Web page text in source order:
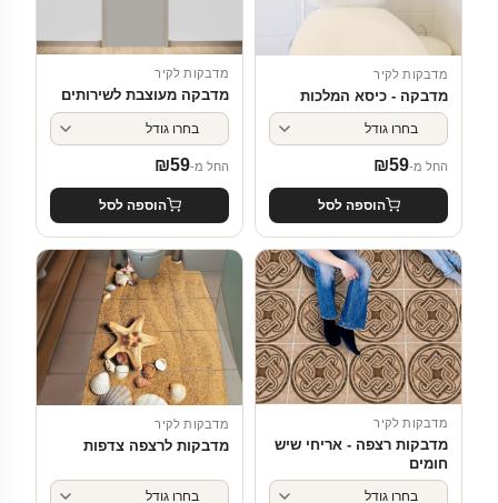
מדבקות לקיר
מדבקה - כיסא המלכות
החל מ- ₪59
הוספה לסל
מדבקות לקיר
מדבקה מעוצבת לשירותים
החל מ- ₪59
הוספה לסל
מדבקות לקיר
מדבקות רצפה - אריחי שיש
חומים
מדבקות לקיר
מדבקות לרצפה צדפות